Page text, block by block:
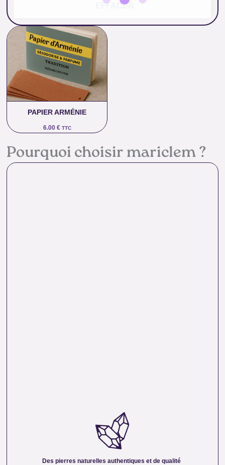
EFFACER
PAPIER ARMÉNIE
6.00 € TTC
Pourquoi choisir mariclem ?
Des pierres naturelles authentiques et de qualité
Nous sélectionnons rigoureusement nos minéraux pour
vous offrir des pierres 100 % naturelles, non traitées et
sa beauté, sa vibration et son authenticité afin de vous